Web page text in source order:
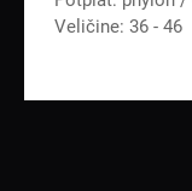
Veličine: 36 - 46